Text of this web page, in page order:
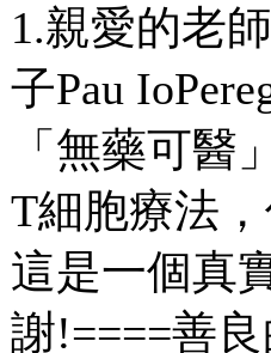
1.親愛的老
子Pau
「無藥可醫
T細胞療法
這是一個真
謝!====善